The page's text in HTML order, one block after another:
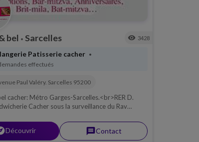
bel • Sarcelles visibility 3428
Patisserie cacher •
effectués
Paul Valéry. Sarcelles 95200
cacher: Métro Garges-Sarcelles.<br>RER D.
sous la surveillance du Rav
Découvrir messageContact